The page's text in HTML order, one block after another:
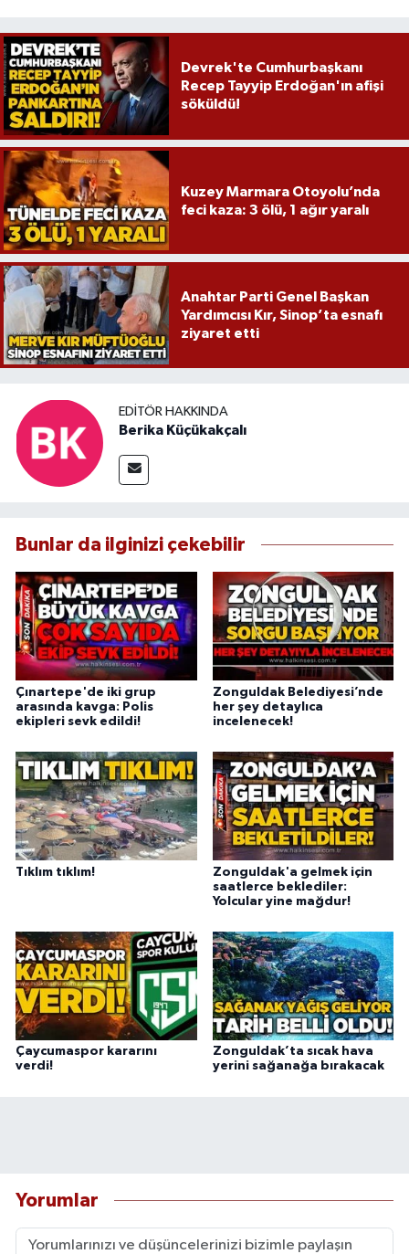
Devrek'te Cumhurbaşkanı
Recep Tayyip Erdoğan'ın afişi
söküldü!
Kuzey Marmara Otoyolu’nda
feci kaza: 3 ölü, 1 ağır yaralı
Anahtar Parti Genel Başkan
Yardımcısı Kır, Sinop’ta esnafı
ziyaret etti
EDITÖR HAKKINDA
Berika Küçükakçalı
Bunlar da ilginizi çekebilir
Çınartepe'de iki grup
arasında kavga: Polis
ekipleri sevk edildi!
Zonguldak Belediyesi’nde
her şey detaylıca
incelenecek!
Tıklım tıklım!
Zonguldak'a gelmek için
saatlerce beklediler:
Yolcular yine mağdur!
Çaycumaspor kararını
verdi!
Zonguldak’ta sıcak hava
yerini sağanağa bırakacak
Yorumlar